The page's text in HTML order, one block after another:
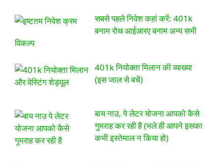
सबसे पहले निवेश कहां करें: 401k
बनाम रोथ आईआरए बनाम अन्य सभी
विकल्प
401k नियोक्ता मिलान की व्याख्या
(इस जाल से बचें)
बाय नाउ, पे लेटर योजना आपको कैसे
गुमराह कर रही है (भले ही आपने इसका
कभी इस्तेमाल न किया हो)